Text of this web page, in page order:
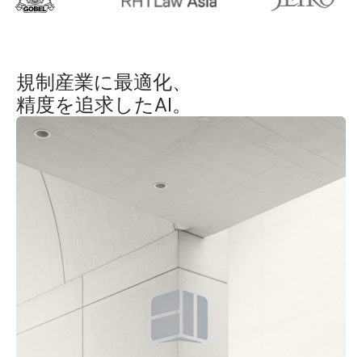
規制産業に最適化、
精度を追求したAI。